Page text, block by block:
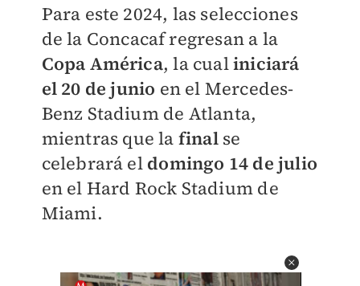
Para este 2024, las selecciones
de la Concacaf regresan a la
Copa América, la cualiniciará
el 20 de junio en el Mercedes-
Benz Stadium de Atlanta,
mientras que la final se
celebrará el domingo 14 de julio
en el Hard Rock Stadium de
Miami.